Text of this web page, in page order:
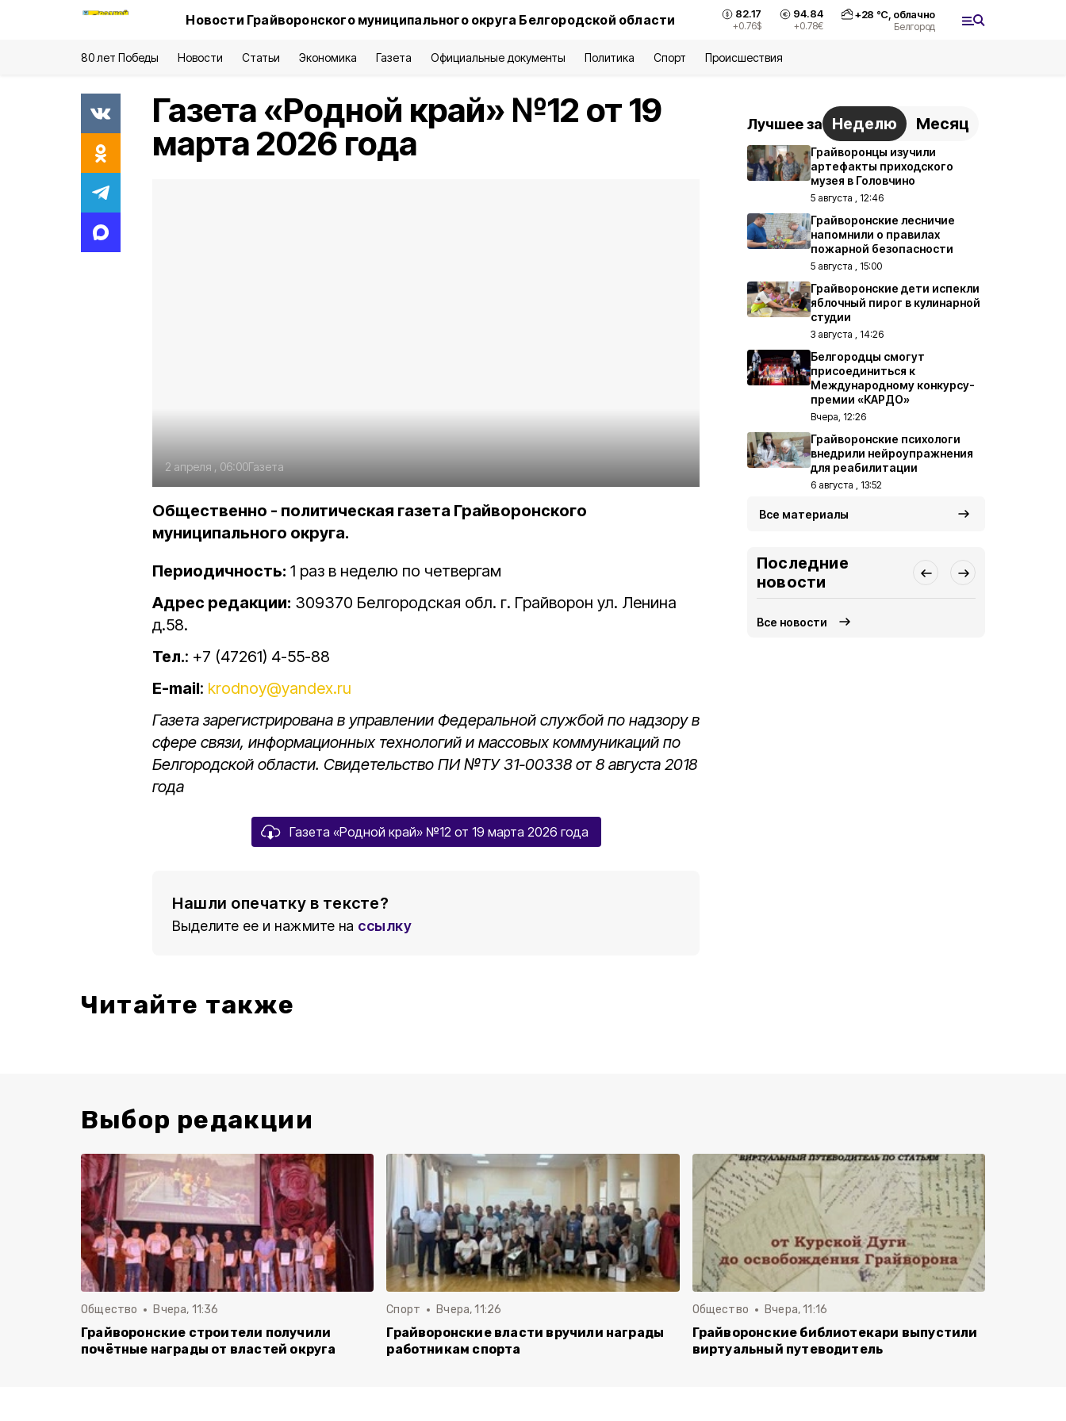
Новости Грайворонского муниципального округа Белгородской области 82.17
+0.76$
94.84
+0.78€
+28 °С, облачно
Белгород
80 лет Победы Новости Статьи Экономика Газета Официальные документы Политика Спорт Происшествия
Газета «Родной край» №12 от 19
марта 2026 года
2 апреля , 06:00Газета
Общественно - политическая газета Грайворонского
муниципального округа.
Периодичность: 1 раз в неделю по четвергам
Адрес редакции: 309370 Белгородская обл. г. Грайворон ул. Ленина
д.58.
Тел.: +7 (47261) 4-55-88
E-mail: krodnoy@yandex.ru
Газета зарегистрирована в управлении Федеральной службой по надзору в
сфере связи, информационных технологий и массовых коммуникаций по
Белгородской области. Свидетельство ПИ №ТУ 31-00338 от 8 августа 2018
года
Газета «Родной край» №12 от 19 марта 2026 года
Нашли опечатку в тексте?
Выделите ее и нажмите на ссылку
Читайте также
Лучшее за Неделю Месяц
Грайворонцы изучили
артефакты приходского
музея в Головчино
5 августа , 12:46
Грайворонские лесничие
напомнили о правилах
пожарной безопасности
5 августа , 15:00
Грайворонские дети испекли
яблочный пирог в кулинарной
студии
3 августа , 14:26
Белгородцы смогут
присоединиться к
Международному конкурсу-
премии «КАРДО»
Вчера, 12:26
Грайворонские психологи
внедрили нейроупражнения
для реабилитации
6 августа , 13:52
Все материалы
Последние
новости
Все новости
Выбор редакции
Общество Вчера, 11:36
Грайворонские строители получили
почётные награды от властей округа
Спорт Вчера, 11:26
Грайворонские власти вручили награды
работникам спорта
Общество Вчера, 11:16
Грайворонские библиотекари выпустили
виртуальный путеводитель